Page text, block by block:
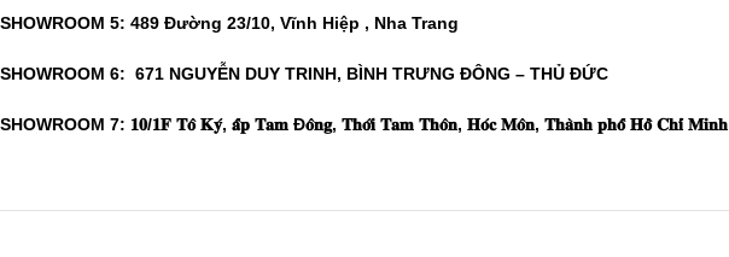
SHOWROOM 5: 489 Đường 23/10, Vĩnh Hiệp , Nha Trang
SHOWROOM 6: 671 NGUYỄN DUY TRINH, BÌNH TRƯNG ĐÔNG – THỦ ĐỨC
SHOWROOM 7: 𝟏𝟎/𝟏𝐅 𝐓𝐨̂ 𝐊𝐲́, 𝐚̂́𝐩 𝐓𝐚𝐦 Đ𝐨̂𝐧𝐠, 𝐓𝐡𝐨̛́𝐢 𝐓𝐚𝐦 𝐓𝐡𝐨̂𝐧, 𝐇𝐨́𝐜 𝐌𝐨̂𝐧, 𝐓𝐡𝐚̀𝐧𝐡 𝐩𝐡𝐨̂́ 𝐇𝐨̂̀ 𝐂𝐡𝐢́ 𝐌𝐢𝐧𝐡